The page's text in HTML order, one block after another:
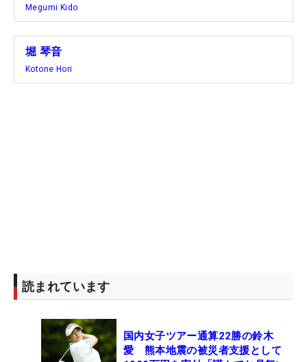
して、まず金澤志奈の名前をあげる。言わずもが
な、先週の福岡で終盤までトップに立ちながら、神
谷に大逆転された張本人だ。
も、スピンのかけ方が上手な選手。自分のプレース
す。そして木戸選手も、練習場でボールが伸びてい
ると感じさせるひとりです。この、ボールの伸びと
Megumi Kido
堀 琴音
Kotone Hori
読まれています
国内女子ツアー通算22勝の鈴木
愛 熊本地震の被災者支援として